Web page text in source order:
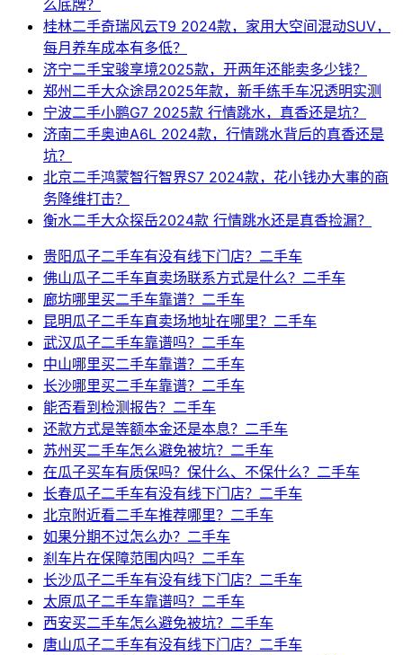
么底牌？
桂林二手奇瑞风云T9 2024款，家用大空间混动SUV，
每月养车成本有多低？
济宁二手宝骏享境2025款，开两年还能卖多少钱？
郑州二手大众途昂2025年款，新手练手车况透明实测
宁波二手小鹏G7 2025款 行情跳水，真香还是坑？
济南二手奥迪A6L 2024款，行情跳水背后的真香还是
坑？
北京二手鸿蒙智行智界S7 2024款，花小钱办大事的商
务降维打击？
衡水二手大众探岳2024款 行情跳水还是真香捡漏？
贵阳瓜子二手车有没有线下门店？二手车
佛山瓜子二手车直卖场联系方式是什么？二手车
廊坊哪里买二手车靠谱？二手车
昆明瓜子二手车直卖场地址在哪里？二手车
武汉瓜子二手车靠谱吗？二手车
中山哪里买二手车靠谱？二手车
长沙哪里买二手车靠谱？二手车
能否看到检测报告？二手车
还款方式是等额本金还是本息？二手车
苏州买二手车怎么避免被坑？二手车
在瓜子买车有质保吗？保什么、不保什么？二手车
长春瓜子二手车有没有线下门店？二手车
北京附近看二手车推荐哪里？二手车
如果分期不过怎么办？二手车
刹车片在保障范围内吗？二手车
长沙瓜子二手车有没有线下门店？二手车
太原瓜子二手车靠谱吗？二手车
西安买二手车怎么避免被坑？二手车
唐山瓜子二手车有没有线下门店？二手车